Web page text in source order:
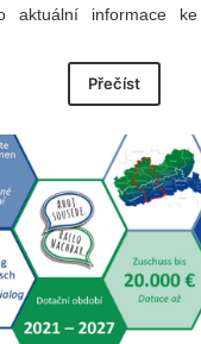
aktuální informace
Přečíst